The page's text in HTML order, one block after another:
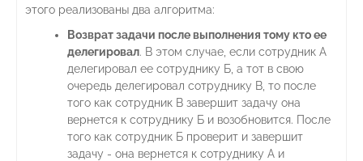
этого реализованы два алгоритма:
Возврат задачи после выполнения тому кто ее
делегировал. В этом случае, если сотрудник А
делегировал ее сотруднику Б, а тот в свою
очередь делегировал сотруднику В, то после
того как сотрудник В завершит задачу она
вернется к сотруднику Б и возобновится. После
того как сотрудник Б проверит и завершит
задачу - она вернется к сотруднику А и